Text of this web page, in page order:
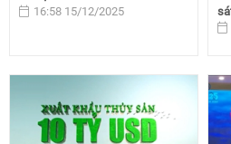
16:58 15/12/2025